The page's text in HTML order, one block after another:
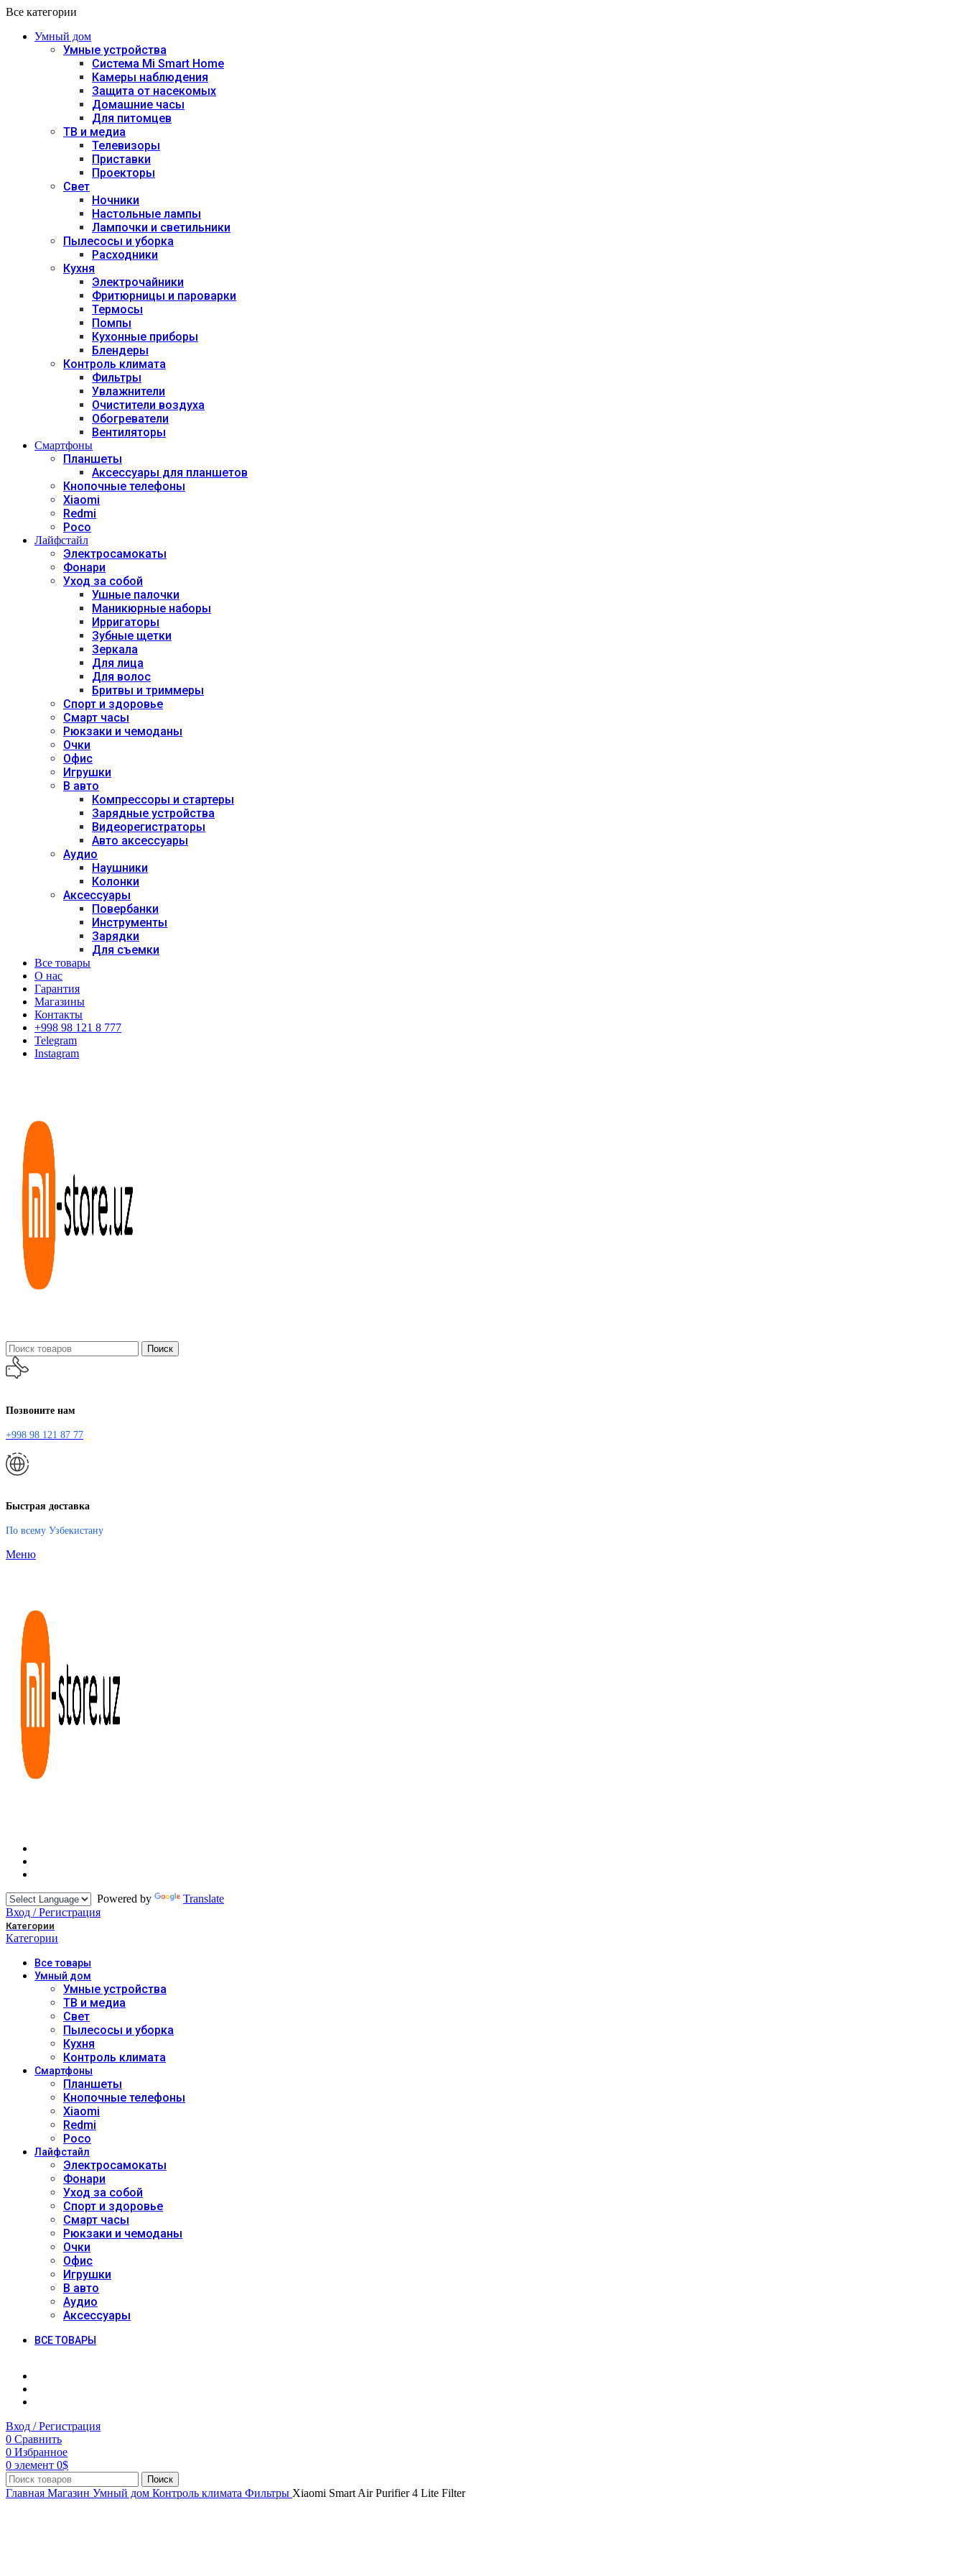
Все категории
Умный дом
Умные устройства
Система Mi Smart Home
Камеры наблюдения
Защита от насекомых
Домашние часы
Для питомцев
ТВ и медиа
Телевизоры
Приставки
Проекторы
Свет
Ночники
Настольные лампы
Лампочки и светильники
Пылесосы и уборка
Расходники
Кухня
Электрочайники
Фритюрницы и пароварки
Термосы
Помпы
Кухонные приборы
Блендеры
Контроль климата
Фильтры
Увлажнители
Очистители воздуха
Обогреватели
Вентиляторы
Смартфоны
Планшеты
Аксессуары для планшетов
Кнопочные телефоны
Xiaomi
Redmi
Poco
Лайфстайл
Электросамокаты
Фонари
Уход за собой
Ушные палочки
Маникюрные наборы
Ирригаторы
Зубные щетки
Зеркала
Для лица
Для волос
Бритвы и триммеры
Спорт и здоровье
Смарт часы
Рюкзаки и чемоданы
Очки
Офис
Игрушки
В авто
Компрессоры и стартеры
Зарядные устройства
Видеорегистраторы
Авто аксессуары
Аудио
Наушники
Колонки
Аксессуары
Повербанки
Инструменты
Зарядки
Для съемки
Все товары
О нас
Гарантия
Магазины
Контакты
+998 98 121 8 777
Telegram
Instagram
Поиск
Позвоните нам
+998 98 121 87 77
Быстрая доставка
По всему Узбекистану
Меню
Powered by
Translate
Вход / Регистрация
Категории
Категории
Всетовары
Умный дом
Умные устройства
ТВ и медиа
Свет
Пылесосы и уборка
Кухня
Контроль климата
Смартфоны
Планшеты
Кнопочные телефоны
Xiaomi
Redmi
Poco
Лайфстайл
Электросамокаты
Фонари
Уход за собой
Спорт и здоровье
Смарт часы
Рюкзаки и чемоданы
Очки
Офис
Игрушки
В авто
Аудио
Аксессуары
ВСЕ ТОВАРЫ
Вход / Регистрация
0 Сравнить
0 Избранное
0 элемент 0$
Поиск
Главная Магазин Умный дом Контроль климата Фильтры Xiaomi Smart Air Purifier 4 Lite Filter